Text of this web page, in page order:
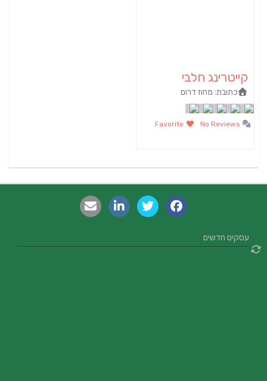
קייטרינג חלבי
כתובת:מחוז דרום
No Reviews
Favorite
עסקים חדשים